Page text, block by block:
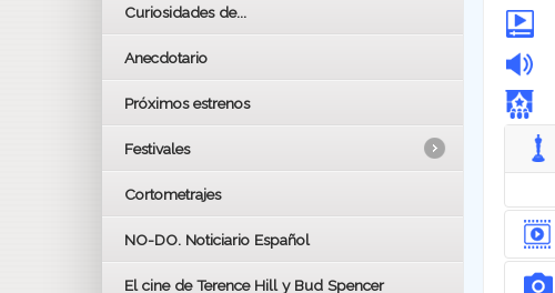
Curiosidades de...
Anecdotario
Próximos estrenos
Festivales
LOS OSCARS
BAFTA
Cortometrajes
NO-DO. Noticiario Español
El cine de Terence Hill y Bud Spencer